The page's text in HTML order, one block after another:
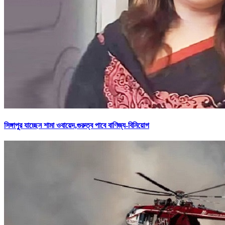
সিঙ্গাপুর যাচ্ছেন শামা ওবায়েদ,গুরুত্ব পাবে বাণিজ্য-বিনিয়োগ